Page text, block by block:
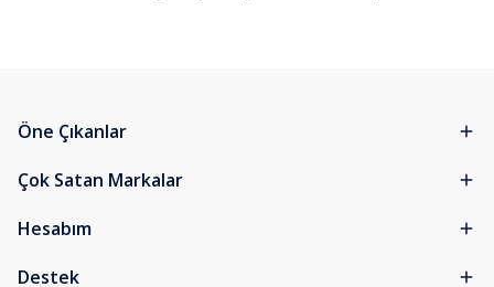
Öne Çıkanlar
Çok Satan Markalar
Hesabım
Destek